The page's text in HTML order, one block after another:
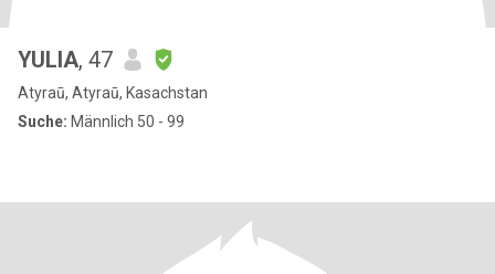
YULIA, 47
Atyraū, Atyraū, Kasachstan
Suche: Männlich 50 - 99